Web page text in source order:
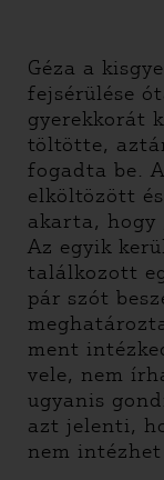
Géza a
fejsérülése
gyerekkorát
töltötte,
fogadta be.
elköltözött
akarta, hogy
Az egyik
találkozott
pár szót
ment
vele, nem
ugyanis
azt jelenti,
nem